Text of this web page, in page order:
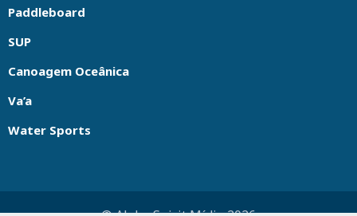
Paddleboard
SUP
Canoagem Oceânica
Va’a
Water Sports